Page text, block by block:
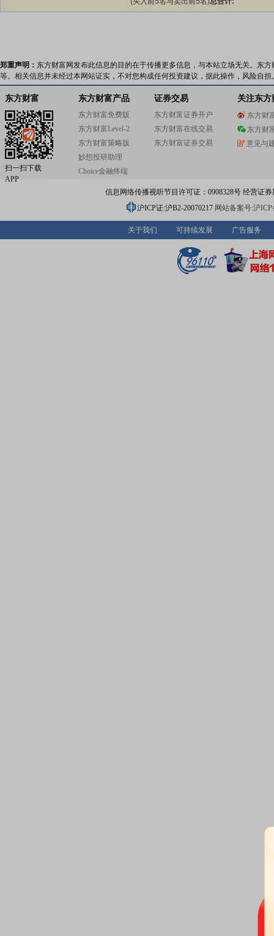
郑重声明： 东方财富网发布此信息的目的在于传播更多信息，与本站立场无关。东
等。相关信息并未经过本网站证实，不对您构成任何投资建议，据此操作，风险自担